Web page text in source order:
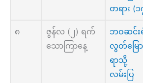
တရား (၁
၈
ဇွန်လ (၂) ရက်
သောကြာနေ့
ဘဝဆင်း
လွတ်မြေ
ရာသို့
လမ်းပြ